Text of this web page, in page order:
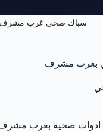
سباك صحي غرب مشرف
صحية بغرب مشرف